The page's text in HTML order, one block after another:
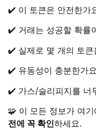
✔️ 이 토큰은 안전한가
✔️ 거래는 성공할 확률
✔️ 실제로 몇 개의 토큰
✔️ 유동성이 충분한가
✔️ 가스/슬리피지를 너
🧩 이 모든 정보가 여
전에 꼭 확인하세요.